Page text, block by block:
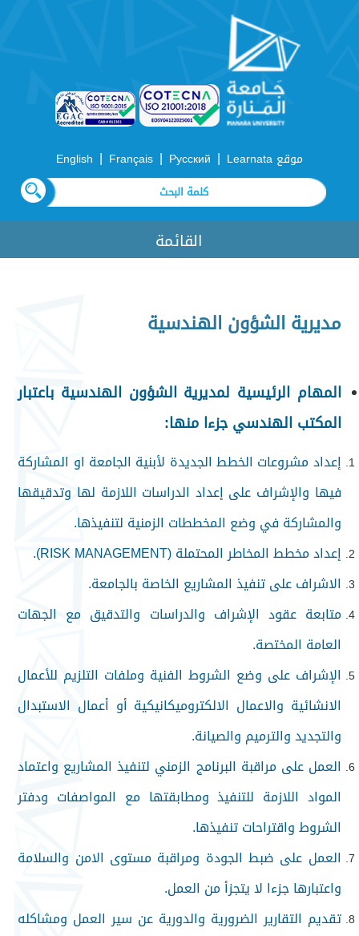
موقع Learnata |
Русский
|
Français
|
English
القائمة
مديرية الشؤون الهندسية
المهام الرئيسية لمديرية الشؤون الهندسية باعتبار
المكتب الهندسي جزءا منها:
إعداد مشروعات الخطط الجديدة لأبنية الجامعة او المشاركة
فيها والإشراف على إعداد الدراسات اللازمة لها وتدقيقها
والمشاركة في وضع المخططات الزمنية لتنفيذها.
إعداد مخطط المخاطر المحتملة (RISK MANAGEMENT
).
الاشراف على تنفيذ المشاريع الخاصة بالجامعة.
متابعة عقود الإشراف والدراسات والتدقيق مع الجهات
العامة المختصة.
الإشراف على وضع الشروط الفنية وملفات التلزيم للأعمال
الانشائية والاعمال الالكتروميكانيكية أو أعمال الاستبدال
والتجديد والترميم والصيانة.
العمل على مراقبة البرنامج الزمني لتنفيذ المشاريع واعتماد
المواد اللازمة للتنفيذ ومطابقتها مع المواصفات ودفتر
الشروط واقتراحات تنفيذها.
العمل على ضبط الجودة ومراقبة مستوى الامن والسلامة
واعتبارها جزءا لا يتجزأ من العمل.
تقديم التقارير الضرورية والدورية عن سير العمل ومشاكله